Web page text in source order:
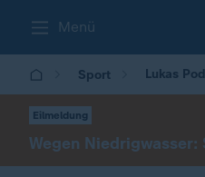
Menü
Sport Lukas
Eilmeldung
Wegen